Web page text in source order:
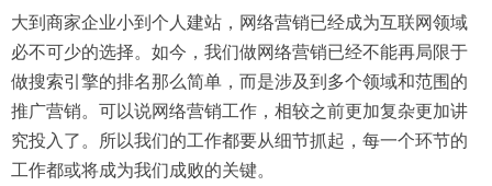
大到商家企业小到个人建站，网络营销已经成为互联网领域
必不可少的选择。如今，我们做网络营销已经不能再局限于
做搜索引擎的排名那么简单，而是涉及到多个领域和范围的
推广营销。可以说网络营销工作，相较之前更加复杂更加讲
究投入了。所以我们的工作都要从细节抓起，每一个环节的
工作都或将成为我们成败的关键。